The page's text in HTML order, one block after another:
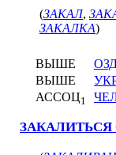
(ЗАКАЛ,
ЗАКАЛКА)
ВЫШЕ
ВЫШЕ
АССОЦ1